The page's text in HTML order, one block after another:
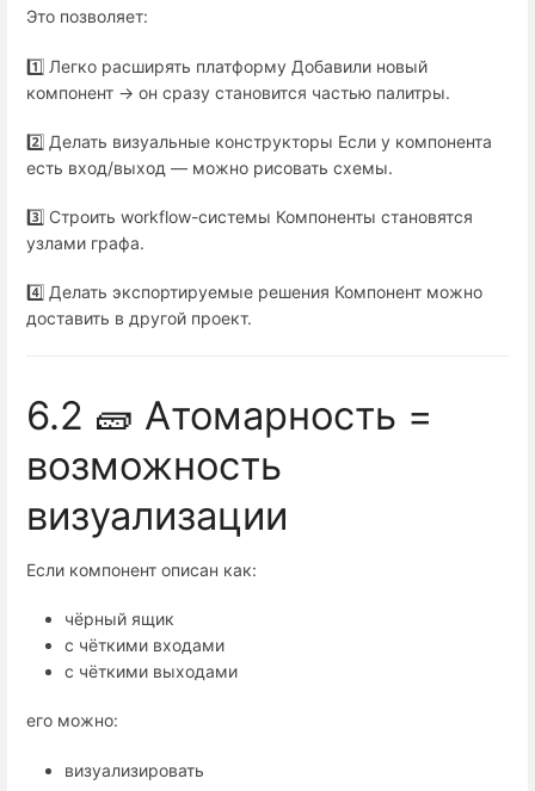
Это позволяет:
1️⃣ Легко расширять платформу Добавили новый
компонент → он сразу становится частью палитры.
2️⃣ Делать визуальные конструкторы Если у компонента
есть вход/выход — можно рисовать схемы.
3️⃣ Строить workflow-системы Компоненты становятся
узлами графа.
4️⃣ Делать экспортируемые решения Компонент можно
доставить в другой проект.
6.2 🧱 Атомарность =
возможность
визуализации
Если компонент описан как:
чёрный ящик
с чёткими входами
с чёткими выходами
его можно:
визуализировать